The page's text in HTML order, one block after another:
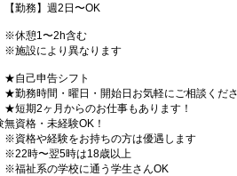
【勤務】週2日〜OK
※休憩1〜2h含む
※施設により異なります
★自己申告シフト
★勤務時間・曜日・開始日お気軽にご相談くださ
★短期2ヶ月からのお仕事もあります！
無資格・未経験OK！
※資格や経験をお持ちの方は優遇します
※22時〜翌5時は18歳以上
※福祉系の学校に通う学生さんOK